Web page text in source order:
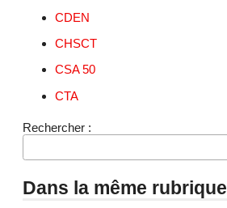
CDEN
CHSCT
CSA 50
CTA
Rechercher :
Dans la même rubrique